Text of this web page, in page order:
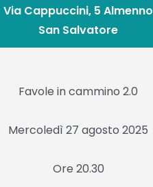
Via Cappuccini, 5 Almenno
San Salvatore
Favole in cammino 2.0
Mercoledì 27 agosto 2025
Ore 20.30